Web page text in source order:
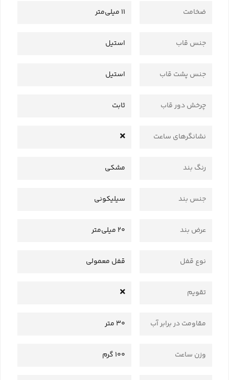
ضخامت 11 میلی‌متر
جنس قاب استیل
جنس پشت قاب استیل
چرخش دور قاب ثابت
نشانگرهای ساعت
رنگ بند مشکی
جنس بند سیلیکونی
عرض بند 20 میلی‌متر
نوع قفل قفل معمولی
تقویم
مقاومت در برابر آب 30 متر
وزن ساعت 100 گرم